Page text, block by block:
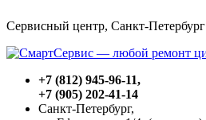
Сервисный центр, Cанкт-Петербург
+7 (812) 945-96-11,
+7 (905) 202-41-14
Санкт-Петербург,